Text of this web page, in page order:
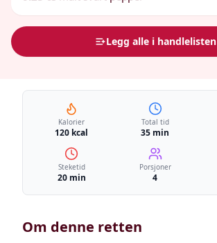
Legg alle i handlelisten
Kalorier
120 kcal
Total tid
35 min
Steketid
20 min
Porsjoner
4
Om denne retten